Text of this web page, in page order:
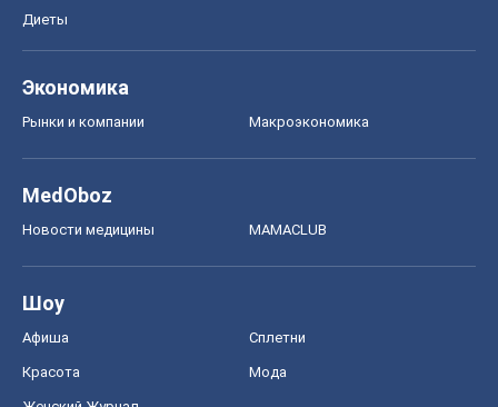
Диеты
Экономика
Рынки и компании Mакроэкономика
MedOboz
Новости медицины MAMACLUB
Шоу
Афиша Сплетни
Красота Мода